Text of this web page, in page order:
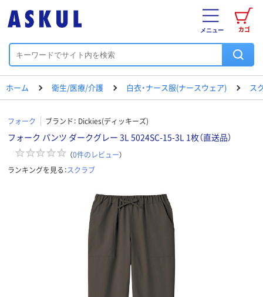
カゴ
メニュー
ホーム 衛生/医療/介護 白衣・ナース服(ナースウェア) ス
フォーク ブランド： Dickies(ディッキーズ)
フォーク パンツ ダークグレー 3L 5024SC-15-3L 1枚（直送品）
（0件のレビュー）
ランキングを見る：スクラブ